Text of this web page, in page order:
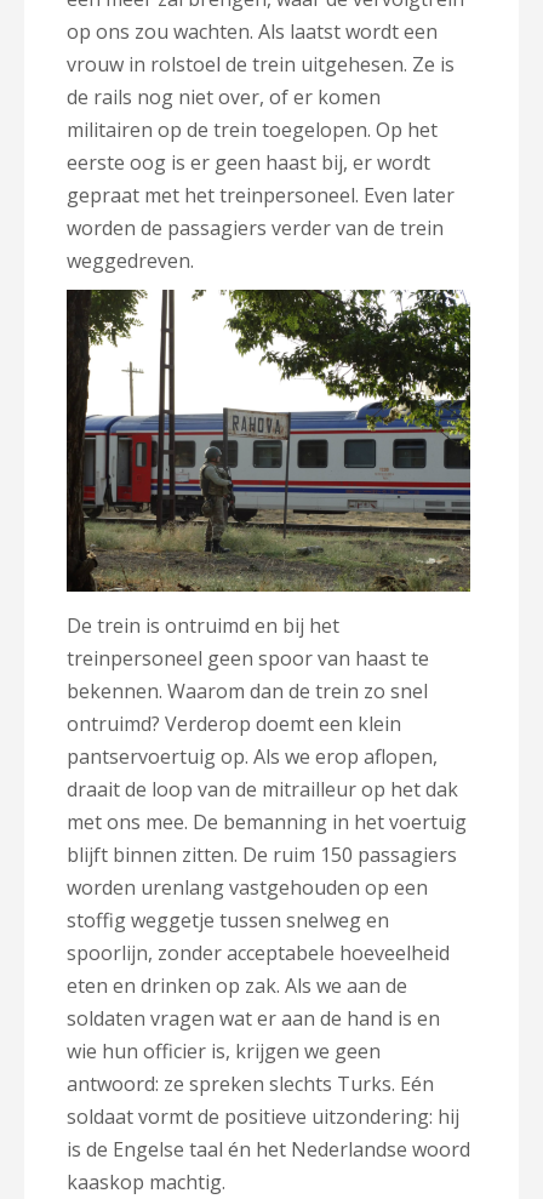
op ons zou wachten. Als laatst wordt een
vrouw in rolstoel de trein uitgehesen. Ze is
de rails nog niet over, of er komen
militairen op de trein toegelopen. Op het
eerste oog is er geen haast bij, er wordt
gepraat met het treinpersoneel. Even later
worden de passagiers verder van de trein
weggedreven.
De trein is ontruimd en bij het
treinpersoneel geen spoor van haast te
bekennen. Waarom dan de trein zo snel
ontruimd? Verderop doemt een klein
pantservoertuig op. Als we erop aflopen,
draait de loop van de mitrailleur op het dak
met ons mee. De bemanning in het voertuig
blijft binnen zitten. De ruim 150 passagiers
worden urenlang vastgehouden op een
stoffig weggetje tussen snelweg en
spoorlijn, zonder acceptabele hoeveelheid
eten en drinken op zak. Als we aan de
soldaten vragen wat er aan de hand is en
wie hun officier is, krijgen we geen
antwoord: ze spreken slechts Turks. Eén
soldaat vormt de positieve uitzondering: hij
is de Engelse taal én het Nederlandse woord
kaaskop machtig.